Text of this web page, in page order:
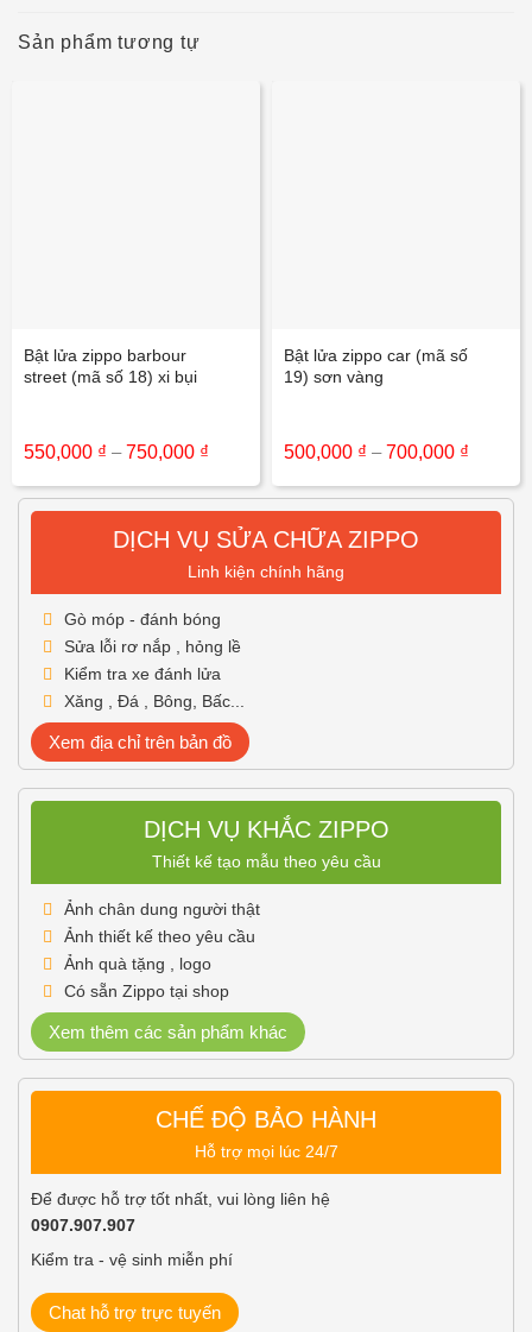
Sản phẩm tương tự
Bật lửa zippo barbour
street (mã số 18) xi bụi
550,000 ₫ – 750,000 ₫
từ
550,000 ₫
750,000 ₫
Bật lửa zippo car (mã số
19) sơn vàng
500,000 ₫ – 700,000 ₫
từ
DỊCH VỤ SỬA CHỮA ZIPPO
Linh kiện chính hãng
Gò móp - đánh bóng
Sửa lỗi rơ nắp , hỏng lề
Kiểm tra xe đánh lửa
Xăng , Đá , Bông, Bấc...
Xem địa chỉ trên bản đồ
DỊCH VỤ KHẮC ZIPPO
Thiết kế tạo mẫu theo yêu cầu
Ảnh chân dung người thật
Ảnh thiết kế theo yêu cầu
Ảnh quà tặng , logo
Có sẵn Zippo tại shop
Xem thêm các sản phẩm khác
CHẾ ĐỘ BẢO HÀNH
Hỗ trợ mọi lúc 24/7
Để được hỗ trợ tốt nhất, vui lòng liên hệ
0907.907.907
Kiểm tra - vệ sinh miễn phí
Chat hỗ trợ trực tuyến